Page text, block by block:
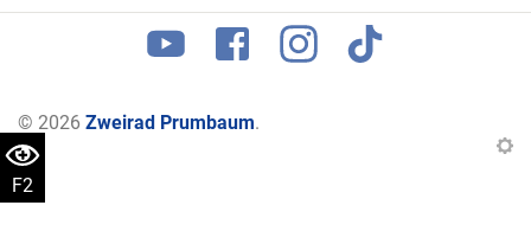
F2
© 2026 Zweirad Prumbaum.